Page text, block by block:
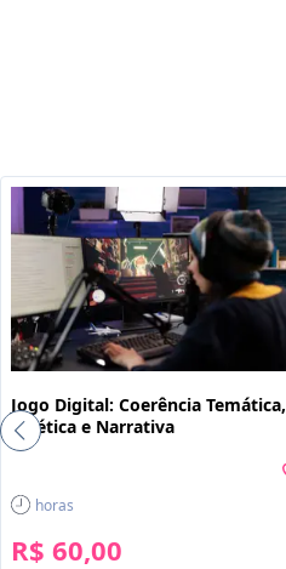
Jogo Digital: Coerência Temática,
Estética e Narrativa
horas
R$ 60,00